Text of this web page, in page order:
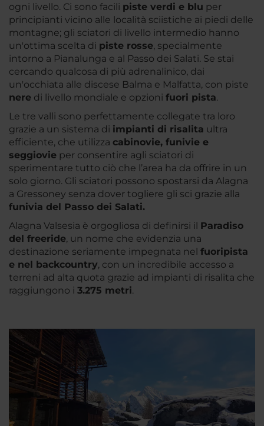
ogni livello. Ci sono facili piste verdi e blu per
principianti vicino alle località sciistiche ai piedi delle
montagne; gli sciatori di livello intermedio hanno
un'ottima scelta di piste rosse, specialmente
intorno a Pianalunga e al Passo dei Salati. Se stai
cercando qualcosa di più adrenalinico, dai
un'occhiata alle discese Balma e Malfatta, con piste
nere di livello mondiale e opzioni fuori pista.
Le tre valli sono perfettamente collegate tra loro
grazie a un sistema di impianti di risalita ultra
efficiente, che utilizza cabinovie, funivie e
seggiovie per consentire agli sciatori di
sperimentare tutto ciò che l’area ha da offrire in un
solo giorno. Gli sciatori possono spostarsi da Alagna
a Gressoney senza dover togliere gli sci grazie alla
funivia del Passo dei Salati.
Alagna Valsesia è orgogliosa di definirsi il Paradiso
del freeride, un nome che evidenzia una
destinazione seriamente impegnata nel fuoripista
e nel backcountry, con un incredibile accesso a
terreni ad alta quota grazie ad impianti di risalita che
raggiungono i 3.275 metri.